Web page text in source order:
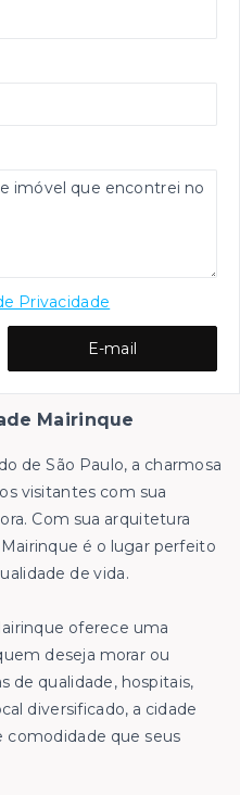
Privacidade
E-mail
Mairinque
de São Paulo, a charmosa
visitantes com sua
Com sua arquitetura
é o lugar perfeito
de vida.
oferece uma
deseja morar ou
de qualidade, hospitais,
diversificado, a cidade
que seus